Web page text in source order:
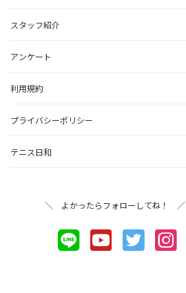
スタッフ紹介
アンケート
利用規約
プライバシーポリシー
テニス日和
＼ よかったらフォローしてね！ ／